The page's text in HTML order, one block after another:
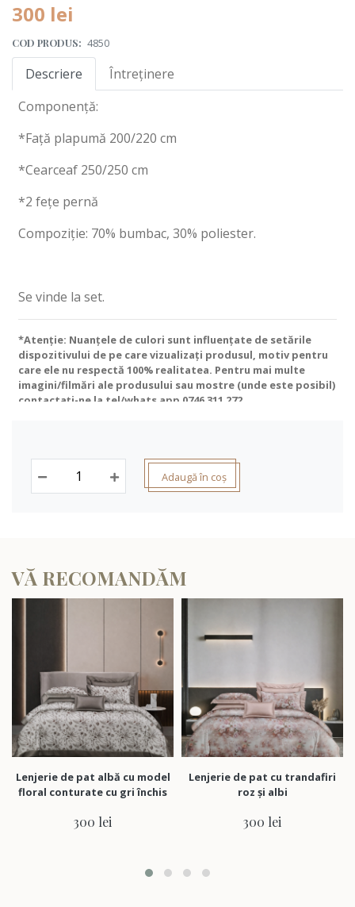
300 lei
COD PRODUS: 4850
Descriere
Întreținere
Componență:
*Față plapumă 200/220 cm
*Cearceaf 250/250 cm
*2 fețe pernă
Compoziție: 70% bumbac, 30% poliester.
Se vinde la set.
*Atenție: Nuanțele de culori sunt influențate de setările
dispozitivului de pe care vizualizați produsul, motiv pentru
care ele nu respectă 100% realitatea. Pentru mai multe
imagini/filmări ale produsului sau mostre (unde este posibil)
contactați-ne la tel/whats app 0746 311 272
Adaugă în coș
VĂ RECOMANDĂM
de pat albă cu model
conturate cu gri închis
300 lei
Lenjerie de pat cu trandafiri
roz și albi
300 lei